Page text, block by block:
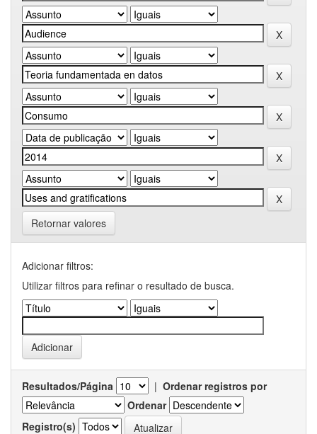
Retornar valores
Adicionar filtros:
Utilizar filtros para refinar o resultado de busca.
Resultados/Página | Ordenar registros por
Ordenar
Registro(s)